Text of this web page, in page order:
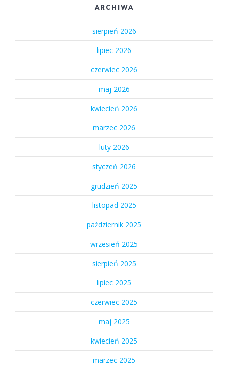
ARCHIWA
sierpień 2026
lipiec 2026
czerwiec 2026
maj 2026
kwiecień 2026
marzec 2026
luty 2026
styczeń 2026
grudzień 2025
listopad 2025
październik 2025
wrzesień 2025
sierpień 2025
lipiec 2025
czerwiec 2025
maj 2025
kwiecień 2025
marzec 2025